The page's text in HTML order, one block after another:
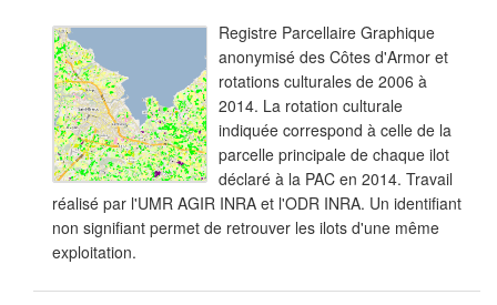
Registre Parcellaire Graphique
anonymisé des Côtes d'Armor et
rotations culturales de 2006 à
2014. La rotation culturale
indiquée correspond à celle de la
parcelle principale de chaque ilot
déclaré à la PAC en 2014. Travail
réalisé par l'UMR AGIR INRA et l'ODR INRA. Un identifiant
non signifiant permet de retrouver les ilots d'une même
exploitation.